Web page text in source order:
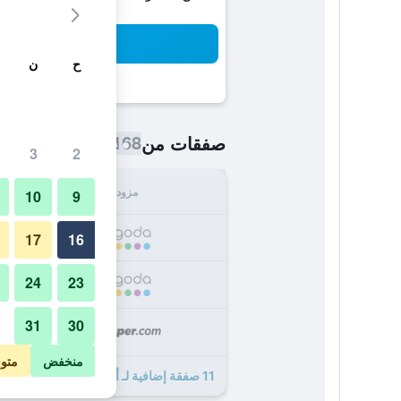
صفقات من168 ﷼
مزود
11 صفقة إضافية لـ أرجنتينو هوتل
ح ن
2
3
9
10
16
17
23
24
30
31
منخفض